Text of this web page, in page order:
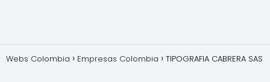
Webs Colombia Empresas Colombia TIPOGRAFIA CABRERA SAS